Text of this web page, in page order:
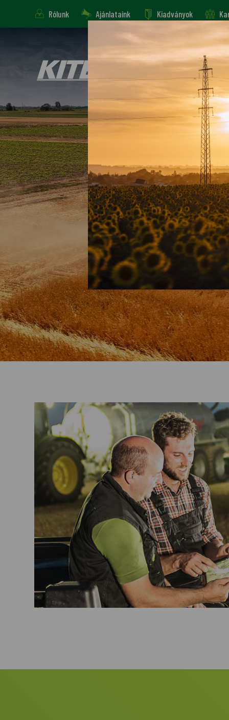
Rólunk Ajánlataink Kiadványok
Gépek, eszközök Alkatrész,